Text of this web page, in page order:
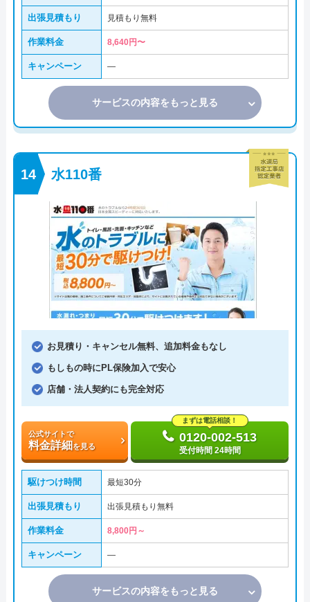
出張見積もり 見積もり無料
作業料金 8,640円〜
キャンペーン ―
サービスの内容をもっと見る
水110番
お見積り・キャンセル無料、追加料金もなし
もしもの時にPL保険加入で安心
店舗・法人契約にも完全対応
公式サイトで
料金詳細を見る
まずは電話相談！
0120-002-513
受付時間 24時間
駆けつけ時間 最短30分
出張見積もり 出張見積もり無料
作業料金 8,800円～
キャンペーン ―
サービスの内容をもっと見る